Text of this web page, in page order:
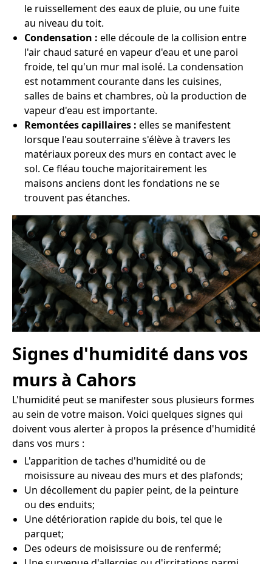
le ruissellement des eaux de pluie, ou une fuite
au niveau du toit.
Condensation : elle découle de la collision entre
l'air chaud saturé en vapeur d'eau et une paroi
froide, tel qu'un mur mal isolé. La condensation
est notamment courante dans les cuisines,
salles de bains et chambres, où la production de
vapeur d'eau est importante.
Remontées capillaires : elles se manifestent
lorsque l'eau souterraine s'élève à travers les
matériaux poreux des murs en contact avec le
sol. Ce fléau touche majoritairement les
maisons anciens dont les fondations ne se
trouvent pas étanches.
Signes d'humidité dans vos
murs à Cahors
L'humidité peut se manifester sous plusieurs formes
au sein de votre maison. Voici quelques signes qui
doivent vous alerter à propos la présence d'humidité
dans vos murs :
L'apparition de taches d'humidité ou de
moisissure au niveau des murs et des plafonds;
Un décollement du papier peint, de la peinture
ou des enduits;
Une détérioration rapide du bois, tel que le
parquet;
Des odeurs de moisissure ou de renfermé;